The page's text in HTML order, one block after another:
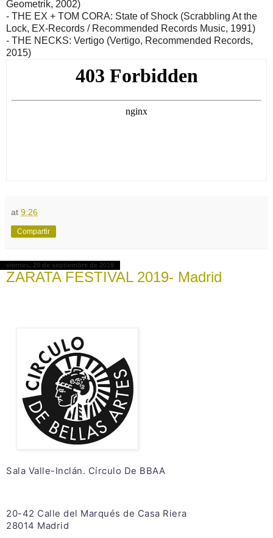
Geometrik, 2002)
- THE EX + TOM CORA: State of Shock (Scrabbling At the
Lock, EX-Records / Recommended Records Music, 1991)
- THE NECKS: Vertigo (Vertigo, Recommended Records,
2015)
at 9:26
Compartir
viernes, 20 de septiembre de 2019
ZARATA FESTIVAL 2019- Madrid
Sala Valle-Inclán. Círculo De BBAA
20-42 Calle del Marqués de Casa Riera
28014 Madrid